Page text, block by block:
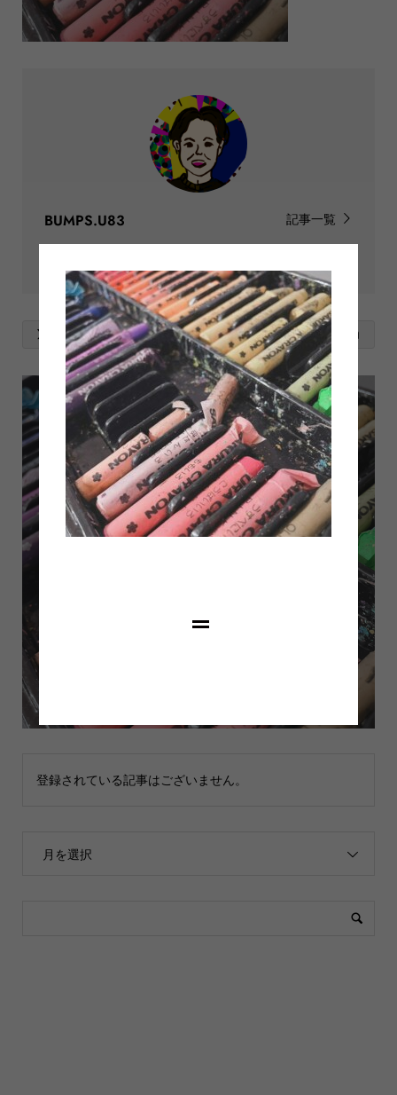
記事一覧
BUMPS.U83
登録されている記事はございません。
月を選択